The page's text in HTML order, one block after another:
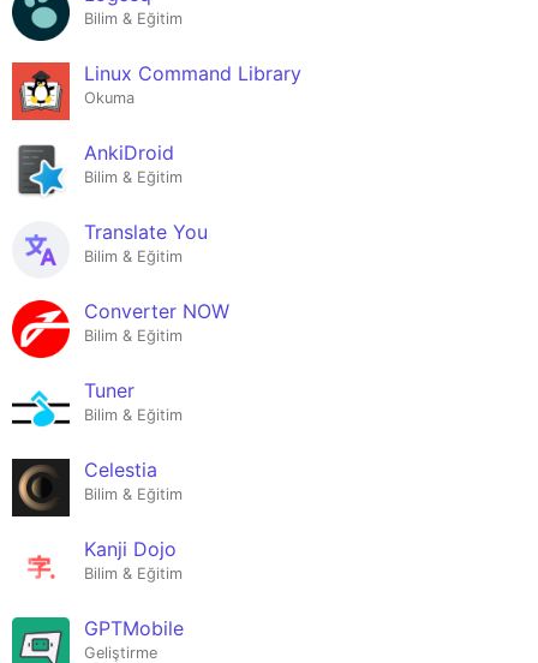
Bilim & Eğitim
Linux Command Library
Okuma
AnkiDroid
Bilim & Eğitim
Translate You
Bilim & Eğitim
Converter NOW
Bilim & Eğitim
Tuner
Bilim & Eğitim
Celestia
Bilim & Eğitim
Kanji Dojo
Bilim & Eğitim
GPTMobile
Geliştirme